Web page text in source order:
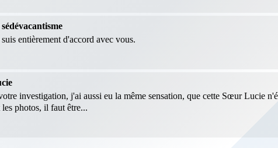
entièrement d'accord avec vous.
investigation, j'ai aussi eu la même sensation, que cette Sœur Lucie
photos, il faut être...